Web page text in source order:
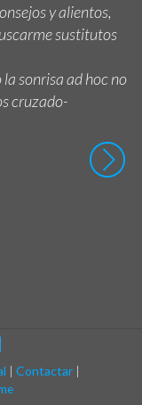
y alientos,
sustitutos
sonrisa ad hoc no
cruzado-
| Contactar |